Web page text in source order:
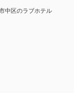
中区のラブホテル